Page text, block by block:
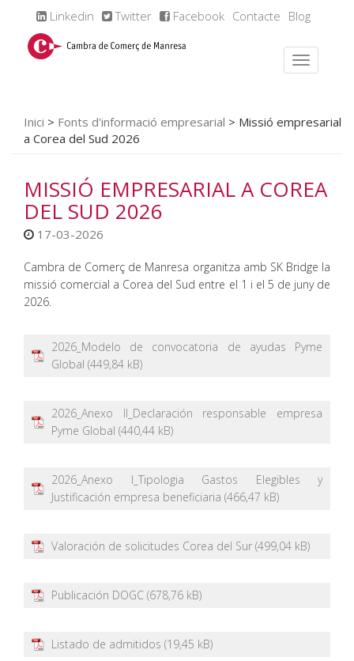
Linkedin Twitter Facebook Contacte Blog
Inici > Fonts d'informació empresarial > Missió empresarial
a Corea del Sud 2026
MISSIÓ EMPRESARIAL A COREA
DEL SUD 2026
17-03-2026
Cambra de Comerç de Manresa organitza amb SK Bridge la
missió comercial a Corea del Sud entre el 1 i el 5 de juny de
2026.
2026_Modelo de convocatoria de ayudas Pyme
Global
2026_Anexo II_Declaración responsable empresa
Pyme Global
2026_Anexo I_Tipologia Gastos Elegibles y
Justificación empresa beneficiaria
Valoración de solicitudes Corea del Sur
Publicación DOGC
Listado de admitidos